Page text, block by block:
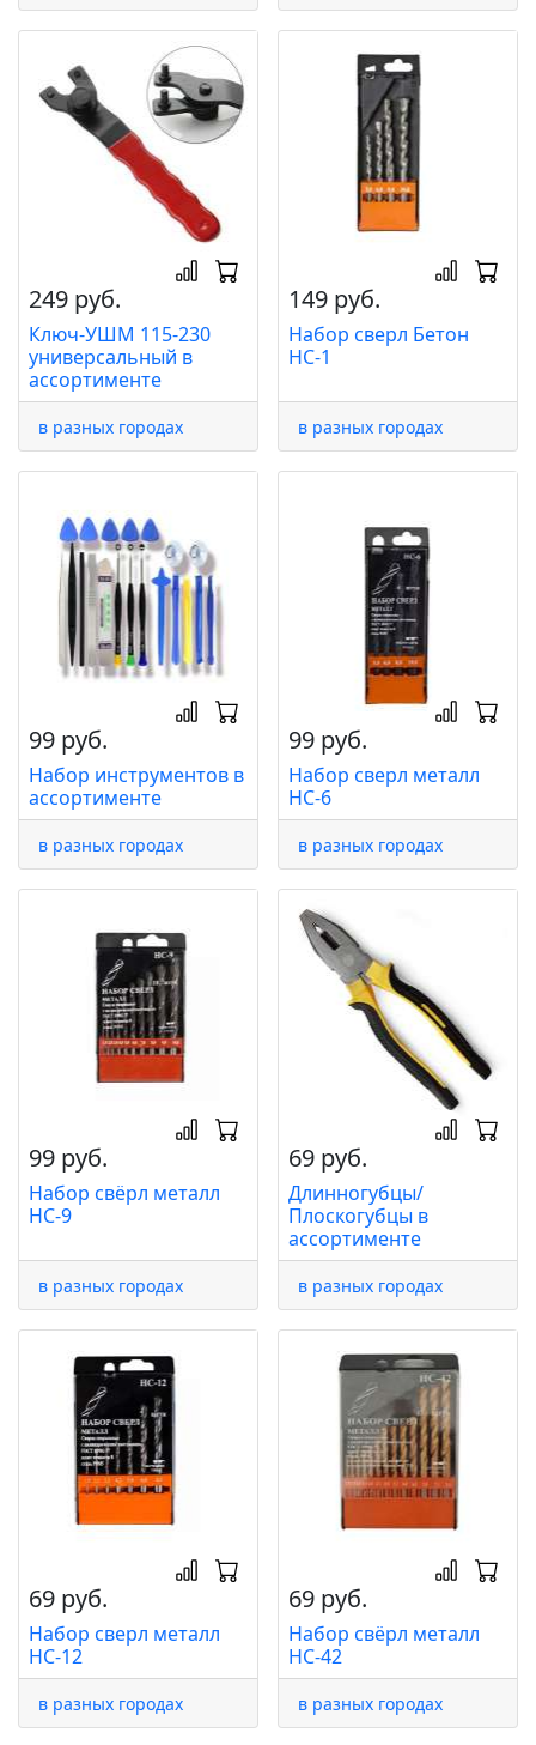
249 руб.
Ключ-УШМ 115-230
универсальный в
ассортименте
в разных городах
149 руб.
Набор сверл Бетон
НС-1
в разных городах
99 руб.
Набор инструментов в
ассортименте
в разных городах
99 руб.
Набор сверл металл
НС-6
в разных городах
99 руб.
Набор свёрл металл
НС-9
в разных городах
69 руб.
Длинногубцы/
Плоскогубцы в
ассортименте
в разных городах
69 руб.
Набор сверл металл
НС-12
в разных городах
69 руб.
Набор свёрл металл
НС-42
в разных городах